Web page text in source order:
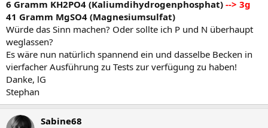
6 Gramm KH2PO4 (Kaliumdihydrogenphosphat) --> 3g
41 Gramm MgSO4 (Magnesiumsulfat)
Würde das Sinn machen? Oder sollte ich P und N überhaupt
weglassen?
Es wäre nun natürlich spannend ein und dasselbe Becken in
vierfacher Ausführung zu Tests zur verfügung zu haben!
Danke, lG
Stephan
Sabine68